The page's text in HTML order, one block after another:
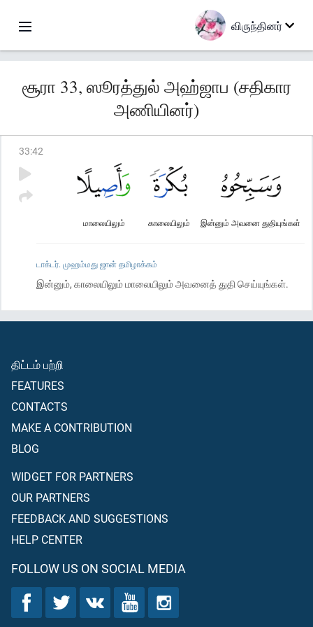
விருந்தினர்
சூரா 33, ஸூரத்துல் அஹ்ஜாப (சதிகார
அணியினர்)
33:42
இன்னும் அவனை துதியுங்கள்
காலையிலும்
மாலையிலும்
டாக்டர். முஹம்மது ஜான் தமிழாக்கம்
இன்னும், காலையிலும் மாலையிலும் அவனைத் துதி செய்யுங்கள்.
திட்டம் பற்றி
FEATURES
CONTACTS
MAKE A CONTRIBUTION
BLOG
WIDGET FOR PARTNERS
OUR PARTNERS
FEEDBACK AND SUGGESTIONS
HELP CENTER
FOLLOW US ON SOCIAL MEDIA